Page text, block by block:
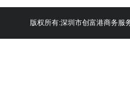
版权所有:深圳市创富港商务